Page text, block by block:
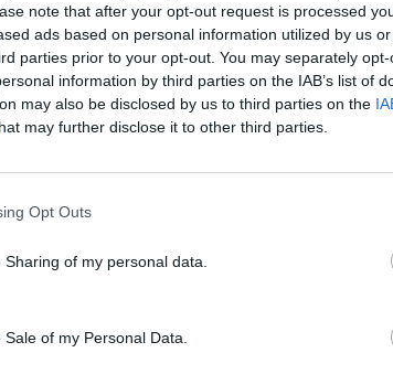
note that after your opt-out request is processed
ads based on personal information utilized by us
parties prior to your opt-out. You may separately
information by third parties on the IAB’s list of
may also be disclosed by us to third parties on the
may further disclose it to other third parties.
Opt Outs
of my personal data.
of my Personal Data.